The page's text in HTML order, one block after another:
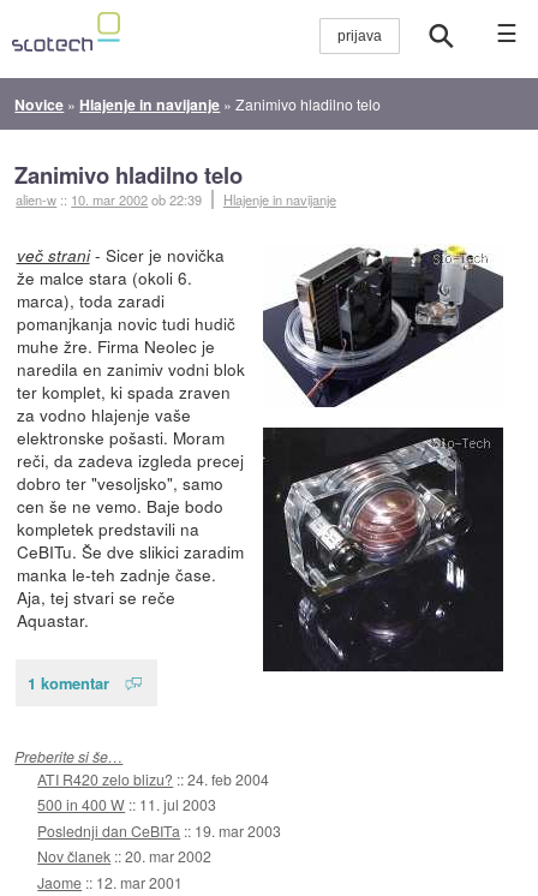
☰
Novice » Hlajenje in navijanje »Zanimivo hladilno telo
Zanimivo hladilno telo
alien-w :: 10. mar 2002ob 22:39 Hlajenje in navijanje
več strani- Sicer je novička
že malce stara (okoli 6.
marca), toda zaradi
pomanjkanja novic tudi hudič
muhe žre. Firma Neolec je
naredila en zanimiv vodni blok
ter komplet, ki spada zraven
za vodno hlajenje vaše
elektronske pošasti. Moram
reči, da zadeva izgleda precej
dobro ter "vesoljsko", samo
cen še ne vemo. Baje bodo
kompletek predstavili na
CeBITu. Še dve slikici zaradim
manka le-teh zadnje čase.
Aja, tej stvari se reče
Aquastar.
1 komentar
Preberite si še…
ATI R420 zelo blizu? ::24. feb 2004
500 in 400 W :: 11. jul 2003
Poslednji dan CeBITa :: 19. mar 2003
Nov članek ::20. mar 2002
Jaome :: 12. mar 2001